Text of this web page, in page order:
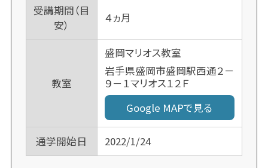
受講期間（目
安）
４ヵ月
教室
盛岡マリオス教室
岩手県盛岡市盛岡駅西通２－
９－１マリオス１２Ｆ
Google MAPで見る
通学開始日 2022/1/24